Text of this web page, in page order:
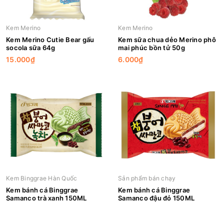
Kem Merino
Kem Merino Cutie Bear gấu
socola sữa 64g
15.000₫
Kem Merino
Kem sữa chua dẻo Merino phô
mai phúc bồn tử 50g
6.000₫
Kem Binggrae Hàn Quốc
Kem bánh cá Binggrae
Samanco trà xanh 150ML
Sản phẩm bán chạy
Kem bánh cá Binggrae
Samanco đậu đỏ 150ML